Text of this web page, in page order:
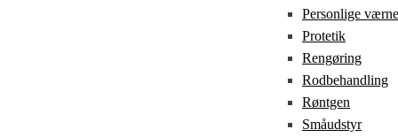
Personlige
Protetik
Rengøring
Rodbehandling
Røntgen
Småudstyr